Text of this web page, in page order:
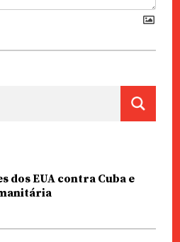
dos EUA contra Cuba e